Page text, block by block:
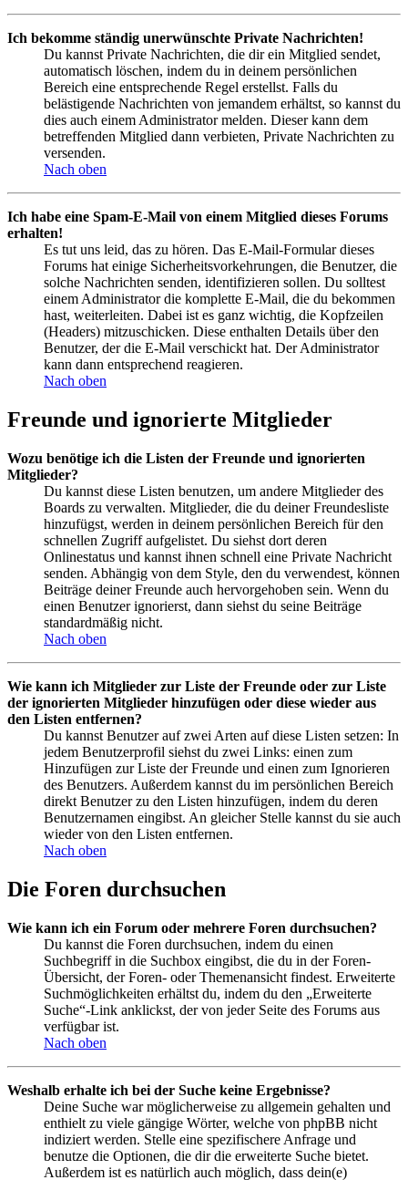
Ich bekomme ständig unerwünschte Private Nachrichten!
Du kannst Private Nachrichten, die dir ein Mitglied sendet,
automatisch löschen, indem du in deinem persönlichen
Bereich eine entsprechende Regel erstellst. Falls du
belästigende Nachrichten von jemandem erhältst, so kannst du
dies auch einem Administrator melden. Dieser kann dem
betreffenden Mitglied dann verbieten, Private Nachrichten zu
versenden.
Nach oben
Ich habe eine Spam-E-Mail von einem Mitglied dieses Forums
erhalten!
Es tut uns leid, das zu hören. Das E-Mail-Formular dieses
Forums hat einige Sicherheitsvorkehrungen, die Benutzer, die
solche Nachrichten senden, identifizieren sollen. Du solltest
einem Administrator die komplette E-Mail, die du bekommen
hast, weiterleiten. Dabei ist es ganz wichtig, die Kopfzeilen
(Headers) mitzuschicken. Diese enthalten Details über den
Benutzer, der die E-Mail verschickt hat. Der Administrator
kann dann entsprechend reagieren.
Nach oben
Freunde und ignorierte Mitglieder
Wozu benötige ich die Listen der Freunde und ignorierten
Mitglieder?
Du kannst diese Listen benutzen, um andere Mitglieder des
Boards zu verwalten. Mitglieder, die du deiner Freundesliste
hinzufügst, werden in deinem persönlichen Bereich für den
schnellen Zugriff aufgelistet. Du siehst dort deren
Onlinestatus und kannst ihnen schnell eine Private Nachricht
senden. Abhängig von dem Style, den du verwendest, können
Beiträge deiner Freunde auch hervorgehoben sein. Wenn du
einen Benutzer ignorierst, dann siehst du seine Beiträge
standardmäßig nicht.
Nach oben
Wie kann ich Mitglieder zur Liste der Freunde oder zur Liste
der ignorierten Mitglieder hinzufügen oder diese wieder aus
den Listen entfernen?
Du kannst Benutzer auf zwei Arten auf diese Listen setzen: In
jedem Benutzerprofil siehst du zwei Links: einen zum
Hinzufügen zur Liste der Freunde und einen zum Ignorieren
des Benutzers. Außerdem kannst du im persönlichen Bereich
direkt Benutzer zu den Listen hinzufügen, indem du deren
Benutzernamen eingibst. An gleicher Stelle kannst du sie auch
wieder von den Listen entfernen.
Nach oben
Die Foren durchsuchen
Wie kann ich ein Forum oder mehrere Foren durchsuchen?
Du kannst die Foren durchsuchen, indem du einen
Suchbegriff in die Suchbox eingibst, die du in der Foren-
Übersicht, der Foren- oder Themenansicht findest. Erweiterte
Suchmöglichkeiten erhältst du, indem du den „Erweiterte
Suche“-Link anklickst, der von jeder Seite des Forums aus
verfügbar ist.
Nach oben
Weshalb erhalte ich bei der Suche keine Ergebnisse?
Deine Suche war möglicherweise zu allgemein gehalten und
enthielt zu viele gängige Wörter, welche von phpBB nicht
indiziert werden. Stelle eine spezifischere Anfrage und
benutze die Optionen, die dir die erweiterte Suche bietet.
Außerdem ist es natürlich auch möglich, dass dein(e)